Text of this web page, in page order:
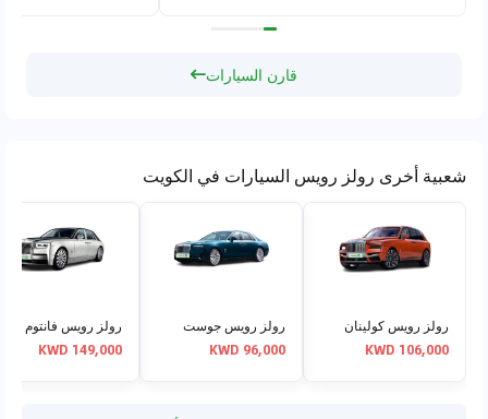
قارن السيارات
شعبية أخرى رولز رويس السيارات في الكويت
رولز رويس كولينان
106,000 KWD
رولز رويس جوست
96,000 KWD
رولز رويس فانتوم
149,000 KWD